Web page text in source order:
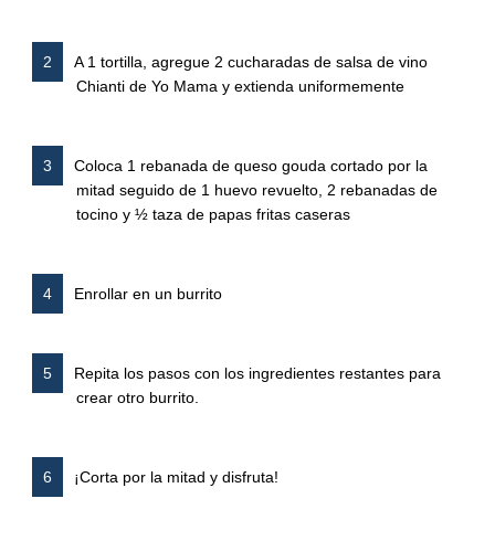
A 1 tortilla, agregue 2 cucharadas de salsa de vino
Chianti de Yo Mama y extienda uniformemente
Coloca 1 rebanada de queso gouda cortado por la
mitad seguido de 1 huevo revuelto, 2 rebanadas de
tocino y ½ taza de papas fritas caseras
Enrollar en un burrito
Repita los pasos con los ingredientes restantes para
crear otro burrito.
¡Corta por la mitad y disfruta!